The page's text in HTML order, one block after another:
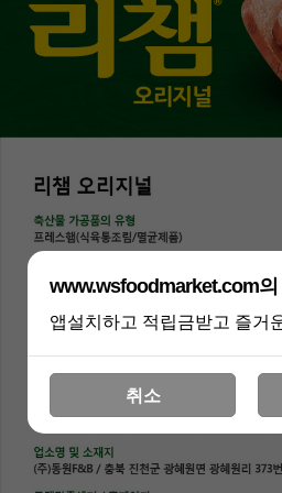
www.wsfoodmarket.com의
앱설치하고 적립금받고 즐거
취소